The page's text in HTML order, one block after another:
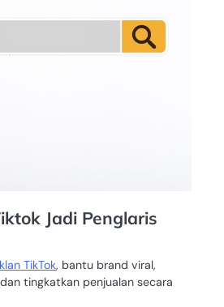
Jadi Penglaris
TikTok, bantu brand viral,
tingkatkan penjualan secara